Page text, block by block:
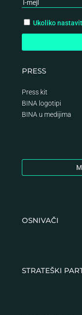
Ukoliko
PRESS
Press kit
BINA logotipi
BINA u medijima
OSNIVAČI
STRATEŠKI